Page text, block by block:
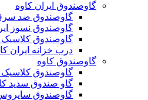
گاوصندوق ایران کاوه
گاوصندوق ضد
گاوصندوق نسوز
گاوصندوق کلاسیک
درب خزانه ایران
گاوصندوق کاوه
گاوصندوق کلاسیک
گاو صندوق سدید
گاوصندوق